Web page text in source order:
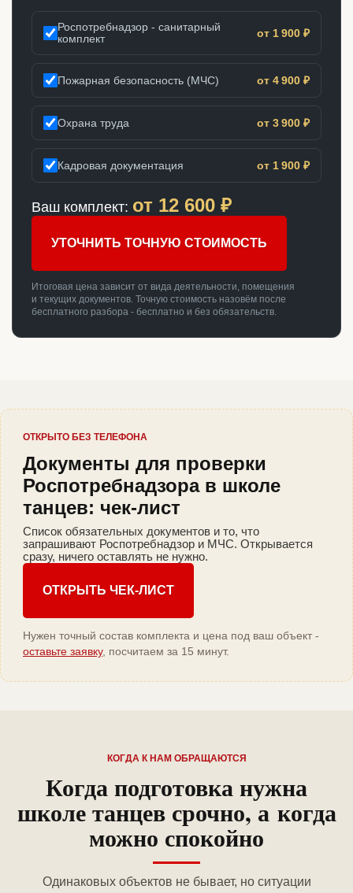
Роспотребнадзор - санитарный
комплект
от 1 900 ₽
Пожарная безопасность (МЧС) от 4 900 ₽
Охрана труда от 3 900 ₽
Кадровая документация от 1 900 ₽
Ваш комплект: от 12 600 ₽
УТОЧНИТЬ ТОЧНУЮ СТОИМОСТЬ
Итоговая цена зависит от вида деятельности, помещения
и текущих документов. Точную стоимость назовём после
бесплатного разбора - бесплатно и без обязательств.
ОТКРЫТО БЕЗ ТЕЛЕФОНА
Документы для проверки
Роспотребнадзора в школе
танцев: чек-лист
Список обязательных документов и то, что
запрашивают Роспотребнадзор и МЧС. Открывается
сразу, ничего оставлять не нужно.
ОТКРЫТЬ ЧЕК-ЛИСТ
Нужен точный состав комплекта и цена под ваш объект -
оставьте заявку, посчитаем за 15 минут.
КОГДА К НАМ ОБРАЩАЮТСЯ
Когда подготовка нужна
школе танцев срочно, а когда
можно спокойно
Одинаковых объектов не бывает, но ситуации